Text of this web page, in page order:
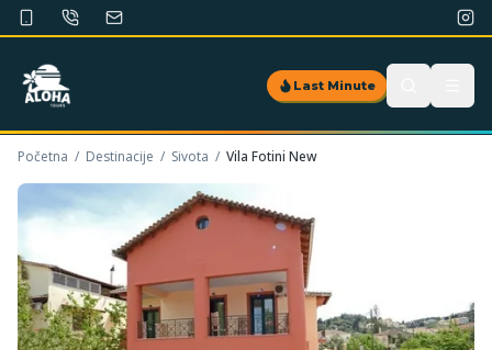
Last Minute
Početna / Destinacije / Sivota / Vila Fotini New